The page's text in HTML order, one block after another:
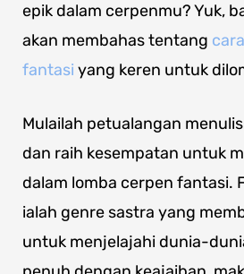
epik dalam cerpenmu? Yuk,
akan membahas tentang
fantasi yang keren untuk
Mulailah petualangan
dan raih kesempatan untuk
dalam lomba cerpen fantasi.
ialah genre sastra yang
untuk menjelajahi dunia-